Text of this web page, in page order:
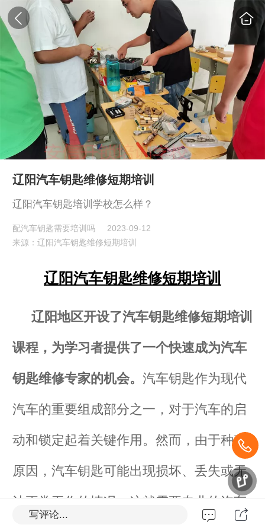
辽阳汽车钥匙维修短期培训
辽阳汽车钥匙培训学校怎么样？
配汽车钥匙需要培训吗
2023-09-12
来源：辽阳汽车钥匙维修短期培训
辽阳汽车钥匙维修短期培训
辽阳地区开设了汽车钥匙维修短期培训
课程，为学习者提供了一个快速成为汽车
钥匙维修专家的机会。 汽车钥匙作为现代
汽车的重要组成部分之一，对于汽车的启
动和锁定起着关键作用。然而，由于种种
原因，汽车钥匙可能出现损坏、丢失或无
法正常工作的情况。这就需要专业的汽车
写评论...